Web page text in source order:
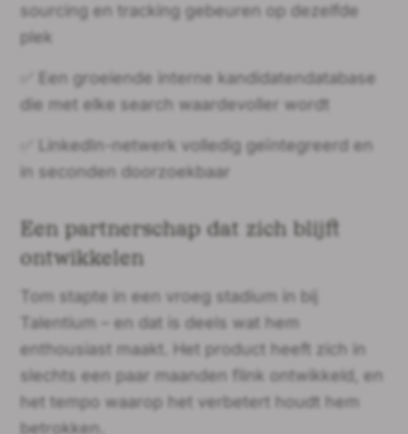
sourcing en tracking gebeuren op dezelfde
plek
✅ Een groeiende interne kandidatendatabase
die met elke search waardevoller wordt
✅ LinkedIn-netwerk volledig geïntegreerd en
in seconden doorzoekbaar
Een partnerschap dat zich blijft
ontwikkelen
Tom stapte in een vroeg stadium in bij
Talentium – en dat is deels wat hem
enthousiast maakt. Het product heeft zich in
slechts een paar maanden flink ontwikkeld, en
het tempo waarop het verbetert houdt hem
betrokken.